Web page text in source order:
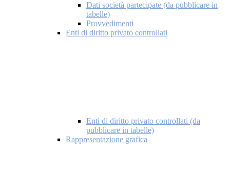
Dati società partecipate (da pubblicare in
tabelle)
Provvedimenti
Enti di diritto privato controllati
Enti di diritto privato controllati (da
pubblicare in tabelle)
Rappresentazione grafica